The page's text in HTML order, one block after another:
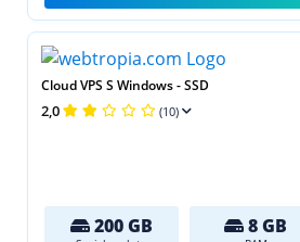
Cloud VPS S Windows - SSD
2,0 (10)
200 GB 8 GB